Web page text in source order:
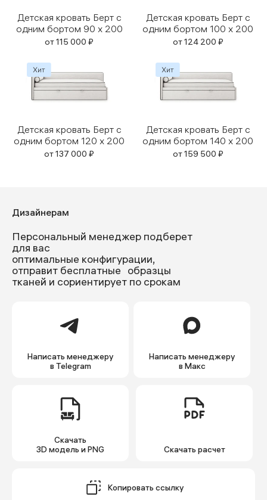
Детская кровать Берт с
одним бортом 90 x 200
от115 000 ₽
Детская кровать Берт с
одним бортом 100 x 200
от124 200 ₽
Детская кровать Берт с
одним бортом 120 x 200
от137 000 ₽
Детская кровать Берт с
одним бортом 140 x 200
от159 500 ₽
Дизайнерам
Персональный менеджер подберет
для вас
оптимальные конфигурации,
отправит бесплатные образцы
тканей и сориентирует по срокам
Написать менеджеру
в Telegram
Написать менеджеру
в Макс
Скачать
3D модель и PNG
Cкачать расчет
Копировать ссылку